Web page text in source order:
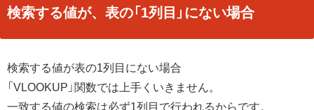
検索する値が、表の「1列目」にない場合
検索する値が表の1列目にない場合
「VLOOKUP」関数では上手くいきません。
一致する値の検索は必ず1列目で行われるからです。